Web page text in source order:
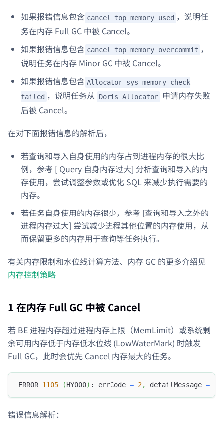
如果报错信息包含 cancel top memory used ，说明任
务在内存 Full GC 中被 Cancel。
如果报错信息包含 cancel top memory overcommit ，
说明任务在内存 Minor GC 中被 Cancel。
如果报错信息包含 Allocator sys memory check
failed ，说明任务从 Doris Allocator 申请内存失败
后被 Cancel。
在对下面报错信息的解析后，
若查询和导入自身使用的内存占到进程内存的很大比
例，参考 [ Query 自身内存过大] 分析查询和导入的内
存使用，尝试调整参数或优化 SQL 来减少执行需要的
内存。
若任务自身使用的内存很少，参考 [查询和导入之外的
进程内存过大] 尝试减少进程其他位置的内存使用，从
而保留更多的内存用于查询等任务执行。
有关内存限制和水位线计算方法、内存 GC 的更多介绍见
内存控制策略
1 在内存 Full GC 中被 Cancel
若 BE 进程内存超过进程内存上限（MemLimit）或系统剩
余可用内存低于内存低水位线 (LowWaterMark) 时触发
Full GC，此时会优先 Cancel 内存最大的任务。
ERROR 1105 (HY000) : errCode = 2, detailMessage =
错误信息解析：